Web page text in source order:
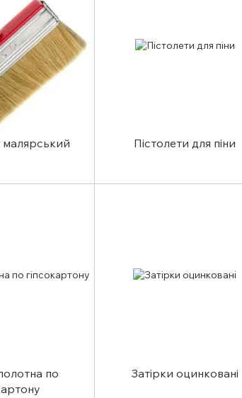
малярський Пістолети для піни
по
Затірки оцинковані